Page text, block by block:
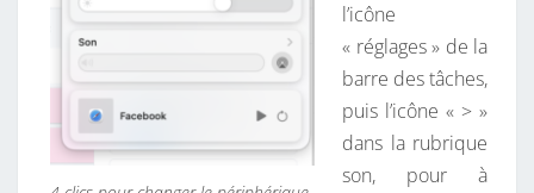
N
U
R
A
l’icône
« réglages » de la
barre des tâches,
puis l’icône « > »
dans la rubrique
son, pour à